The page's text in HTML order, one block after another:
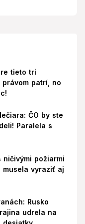
tieto tri
právom patrí, no
ČO by ste
Paralela s
požiarmi
musela vyraziť aj
Rusko
udrela na